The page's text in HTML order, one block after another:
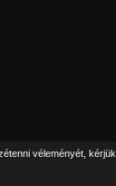
véleményét, kérjük,